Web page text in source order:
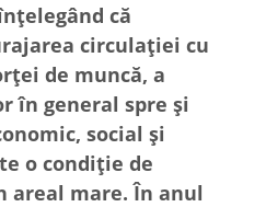
că
circulației cu
de muncă, a
în general spre și
social și
o condiție de
areal mare. În anul